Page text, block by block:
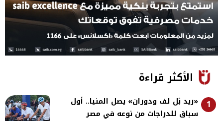
الأكثر قراءة
1
«ريد بُل لف ودوران» يصل المنيا.. أول
سباق للدراجات من نوعه في مصر